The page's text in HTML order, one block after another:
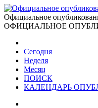
Официальное
ОФИЦИАЛЬНОЕ
Сегодня
Неделя
Месяц
ПОИСК
КАЛЕНДАРЬ